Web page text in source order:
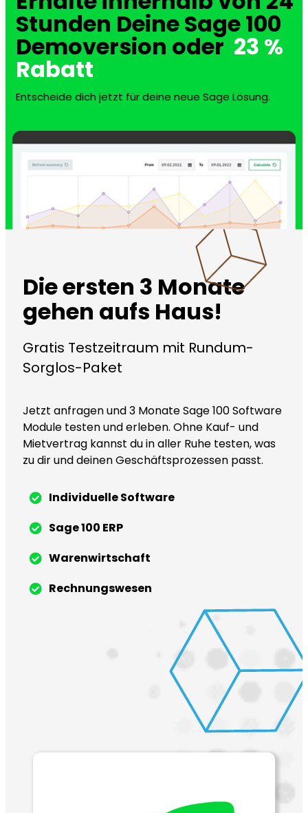
Stunden Deine Sage 100
Demoversion oder 23 %
Rabatt
Entscheide dich jetzt für deine neue Sage Lösung.
Die ersten 3 Monate
gehen aufs Haus!
Gratis Testzeitraum mit Rundum-
Sorglos-Paket
Jetzt anfragen und 3 Monate Sage 100 Software
Module testen und erleben. Ohne Kauf- und
Mietvertrag kannst du in aller Ruhe testen, was
zu dir und deinen Geschäftsprozessen passt.
Individuelle Software
Sage 100 ERP
Warenwirtschaft
Rechnungswesen